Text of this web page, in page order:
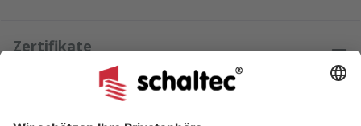
Zertifikate
Kundenmeinungen